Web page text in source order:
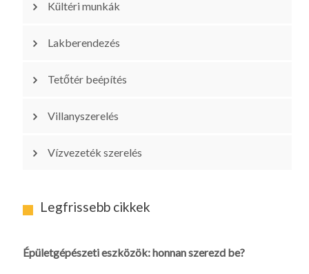
Kültéri munkák
Lakberendezés
Tetőtér beépítés
Villanyszerelés
Vízvezeték szerelés
Legfrissebb cikkek
Épületgépészeti eszközök: honnan szerezd be?